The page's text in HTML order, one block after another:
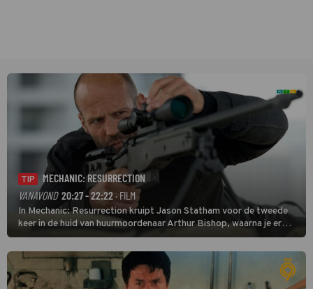
TIP
MECHANIC: RESURRECTION
VANAVOND 20:27 - 22:22· FILM
In Mechanic: Resurrection kruipt Jason Statham voor de tweede
keer in de huid van huurmoordenaar Arthur Bishop, waarna je er
donder op kunt zeggen dat er van Bishops geplande pensioen niet
veel terechtkomt.